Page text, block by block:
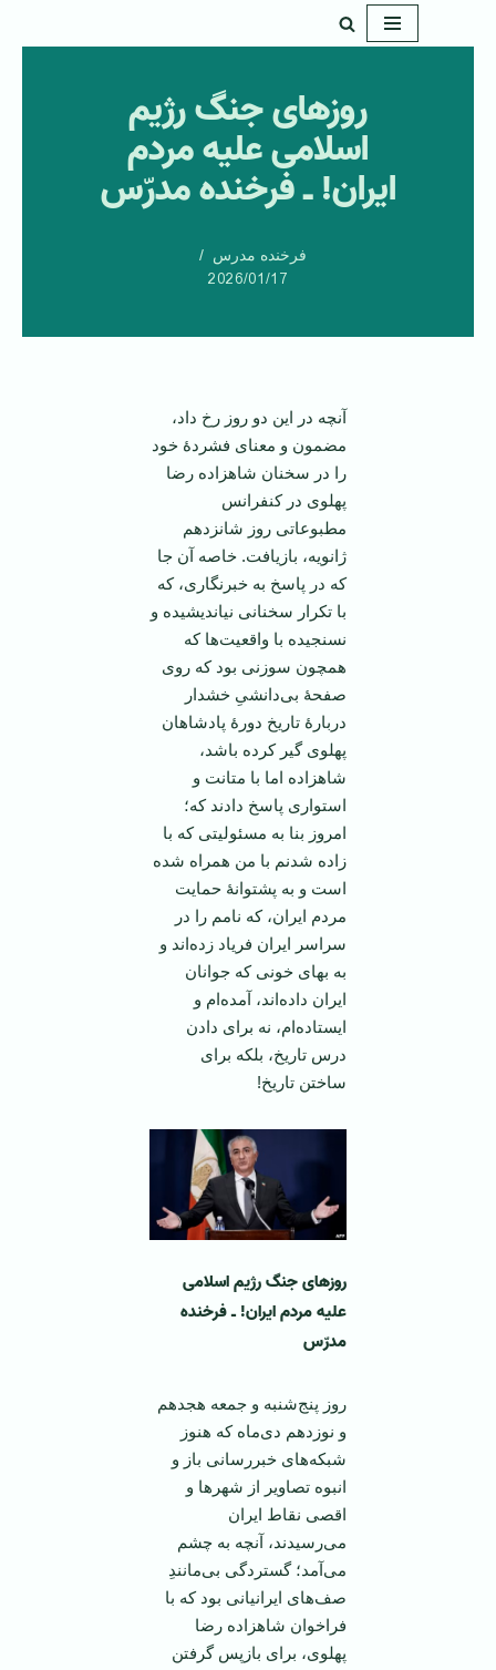
روزهای جنگ رژیم
اسلامی علیه مردم
ایران! ـ فرخنده مدرّس
فرخنده مدرس
2026/01/17
آنچه در این دو روز رخ‌ داد،
مضمون و معنای فشردۀ خود
را در سخنان شاهزاده رضا
پهلوی در کنفرانس
مطبوعاتی روز شانزدهم
ژانویه، بازیافت. خاصه آن جا
که در پاسخ به خبرنگاری، که
با تکرار سخنانی نیاندیشیده و
نسنجیده با واقعیت‌ها که
همچون سوزنی بود که روی
صفحۀ بی‌دانشیِ خشدار
دربارۀ تاریخ دورۀ پادشاهان
پهلوی گیر کرده باشد،
شاهزاده اما با متانت و
استواری پاسخ دادند که؛
امروز بنا به مسئولیتی که با
زاده شدنم با من همراه شده
است و به پشتوانۀ حمایت
مردم ایران، که نامم را در
سراسر ایران فریاد زده‌اند و
به بهای خونی که جوانان
ایران داده‌اند، آمده‌ام و
ایستاده‌ام، نه برای دادن
درس تاریخ، بلکه برای
ساختن تاریخ!
روزهای جنگ رژیم اسلامی
علیه مردم ایران!ـ فرخنده
مدرّس
روز پنج‌شنبه و جمعه هجدهم
و نوزدهم دی‌ماه که هنوز
شبکه‌های خبررسانی باز و
انبوه تصاویر از شهرها و
اقصی نقاط ایران
می‌رسیدند، آنچه به چشم
می‌آمد؛ گستردگی بی‌مانندِ
صف‌های ایرانیانی بود که با
فراخوان شاهزاده رضا
پهلوی، برای بازپس گرفتن